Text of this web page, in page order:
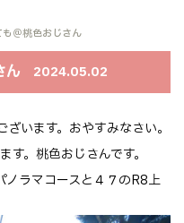
＠桃色おじさん
ん 2024.05.02
います。おやすみなさい。
。桃色おじさんです。
ノラマコースと４７のR8上